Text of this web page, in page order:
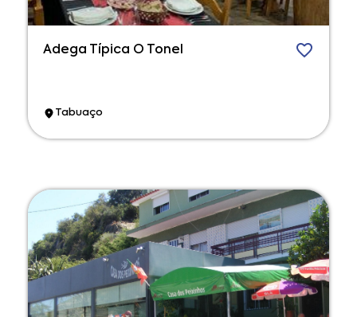
Adega Típica O Tonel
Tabuaço